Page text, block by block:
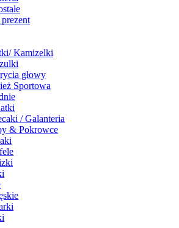
prezent
Kamizelki
głowy
Sportowa
/ Galanteria
& Pokrowce